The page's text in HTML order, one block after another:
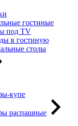
гостиные
под ТV
в гостиную
столы
купе
распашные